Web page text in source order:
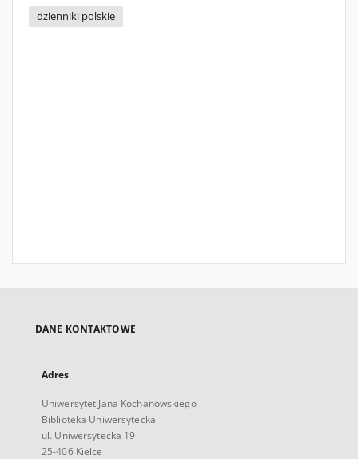
dzienniki polskie
DANE KONTAKTOWE
Adres
Uniwersytet Jana Kochanowskiego
Biblioteka Uniwersytecka
ul. Uniwersytecka 19
25-406 Kielce